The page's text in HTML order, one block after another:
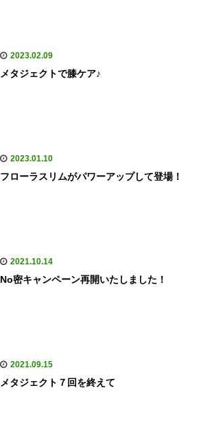
2023.02.09
メタジェクトで膝ケア♪
2023.01.10
フローラスリムがパワーアップして登場！
2021.10.14
No密キャンペーン再開いたしました！
2021.09.15
メタジェクト７回を終えて